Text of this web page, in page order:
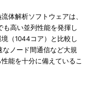
体解析ソフトウェアは、
高い並列性能を発揮し
（1044コア）と比較し
ノード間通信など大規
能を十分に備えているこ